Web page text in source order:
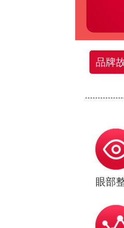
品牌
眼部